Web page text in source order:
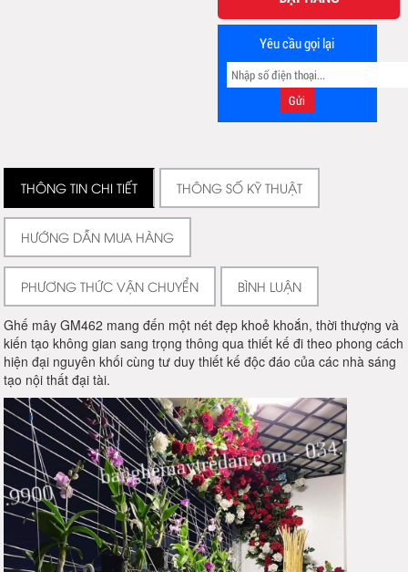
Yêu cầu gọi lại
THÔNG TIN CHI TIẾT THÔNG SỐ KỸ THUẬT
HƯỚNG DẪN MUA HÀNG
PHƯƠNG THỨC VẬN CHUYỂN BÌNH LUẬN
Ghế mây GM462 mang đến một nét đẹp khoẻ khoắn, thời thượng và
kiến tạo không gian sang trọng thông qua thiết kế đi theo phong cách
hiện đại nguyên khối cùng tư duy thiết kế độc đáo của các nhà sáng
tạo nội thất đại tài.